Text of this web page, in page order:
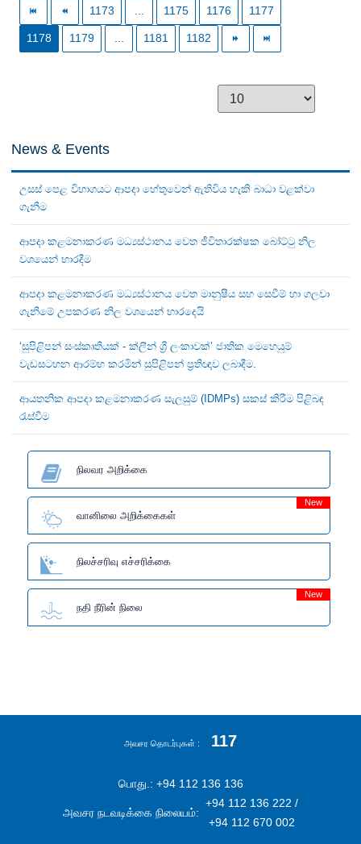
1173 ... 1175 1176 1177
1178 1179 ... 1181 1182
News & Events
උසස් පෙළ විභාගයට ආපදා හේතුවෙන් ඇතිවිය හැකි බාධා වළක්වා
ගැනීම
ආපදා කළමනාකරණ මධ්‍යස්ථානය වෙත ජීවිතාරක්ෂක බෝට්ටු නිල
වශයෙන් භාරදීම
ආපදා කළමනාකරණ මධ්‍යස්ථානය වෙත මානුෂීය සහ සෙවීම් හා ගලවා
ගැනීමේ උපකරණ නිල වශයෙන් භාරදෙයි
‘සුපිළිපන් සංස්කෘතියක් - ක්ලීන් ශ්‍රී ලංකාවක්’ ජාතික මෙහෙයුම්
වැඩසටහන ආරම්භ කරමින් සුපිළිපන් ප්‍රතිඥාව ලබාදීම.
ආයතනික ආපදා කළමනාකරණ සැලසුම් (IDMPs) සකස් කිරීම පිළිබඳ
රැස්වීම
நிலவர அறிக்கை
வானிலை அறிக்கைகள்
New
நிலச்சரிவு எச்சரிக்கை
நதி நீரின் நிலை
New
அவசர தொடர்புகள் 117
பொது.: +94 112 136 136
அவசர நடவடிக்கை நிலையம்:
+94 112 136 222 /
+94 112 670 002